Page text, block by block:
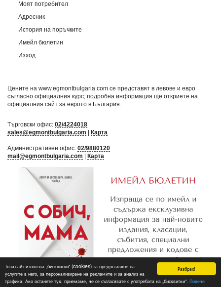
Разбрах!
Този сайт използва „бисквитки“ (cookies) за предоставяне на
услугите в него, за персонализиране на рекламите и за анализ на
трафика. Ако останете тук, приемаме, че се съгласявате с употребата на „бисквитки“. Повече
Моят потребител
Адресник
История на поръчките
Имейл бюлетин
Изход
Цените на www.egmontbulgaria.com се представят в левове и евро
съгласно официалния курс; подробна информация ще откриете на
официалния сайт за еврото в България
Търговски офис: 02/4224018
sales@egmontbulgaria.com | Карта
Административен офис: 02/9880120
mail@egmontbulgaria.com | Карта